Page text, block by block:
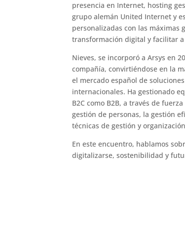
presencia en Internet, hosting
grupo alemán United Internet y
personalizadas con las
transformación digital y facilitar
Nieves, se incorporó a Arsys en
compañía, convirtiéndose en la
el mercado español de
internacionales. Ha gestionado
B2C como B2B, a través de
gestión de personas, la gestión
técnicas de gestión y
En este encuentro, hablamos
digitalizarse, sostenibilidad y